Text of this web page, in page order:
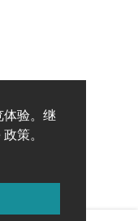
体验。继
策。